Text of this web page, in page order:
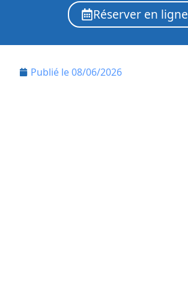
Réserver en ligne
Publié le08/06/2026